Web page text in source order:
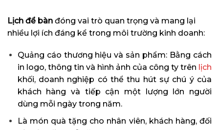
Lịch để bàn đóng vai trò quan trọng và mang lại
nhiều lợi ích đáng kể trong môi trường kinh doanh:
Quảng cáo thương hiệu và sản phẩm: Bằng cách
in logo, thông tin và hình ảnh của công ty trên lịch
khối, doanh nghiệp có thể thu hút sự chú ý của
khách hàng và tiếp cận một lượng lớn người
dùng mỗi ngày trong năm.
Là món quà tặng cho nhân viên, khách hàng, đối